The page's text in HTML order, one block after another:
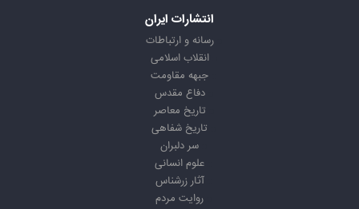
انتشارات ایران
رسانه و ارتباطات
انقلاب اسلامی
جبهه مقاومت
دفاع مقدس
تاریخ معاصر
تاریخ شفاهی
سر دلبران
علوم انسانی
آثار زرشناس
روایت مردم